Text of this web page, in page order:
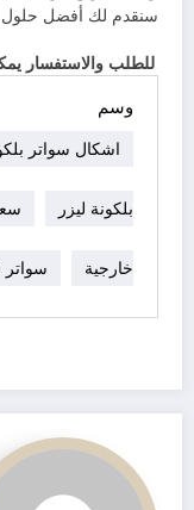
سنقدم لك أفضل حلول الستر لعام 2026
للطلب والاستفسار
وسم
اشكال سواتر
بلكونة ليزر
خارجية سواتر